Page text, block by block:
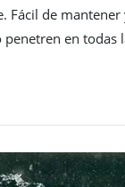
Fácil de
en todas